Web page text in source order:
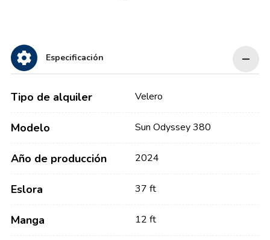
Especificación
Tipo de alquiler Velero
Modelo Sun Odyssey 380
Año de producción 2024
Eslora 37 ft
Manga 12 ft